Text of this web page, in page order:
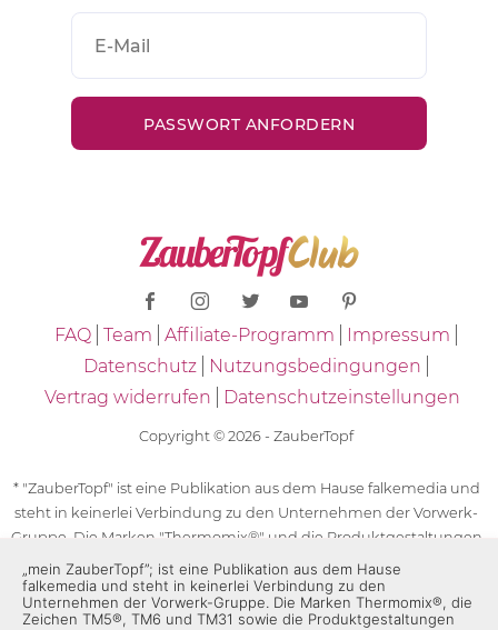
FAQ Team Affiliate-Programm
Impressum
Datenschutz
Nutzungsbedingungen
Vertrag widerrufen
Datenschutzeinstellungen
Copyright © 2026 - ZauberTopf
* "ZauberTopf" ist eine Publikation aus dem Hause falkemedia und
steht in keinerlei Verbindung zu den Unternehmen der Vorwerk-
Gruppe. Die Marken "Thermomix®" und die Produktgestaltungen
des "Thermomix®" sind eingetragene Marken der Unternehmen
der Vorwerk-Gruppe. Die Marken Thermomix®, die Zeichen TM5®,
TM6 und TM31 sowie die Produktgestaltungen des Thermomix®
„mein ZauberTopf”; ist eine Publikation aus dem Hause
falkemedia und steht in keinerlei Verbindung zu den
Unternehmen der Vorwerk-Gruppe. Die Marken Thermomix®, die
Zeichen TM5®, TM6 und TM31 sowie die Produktgestaltungen